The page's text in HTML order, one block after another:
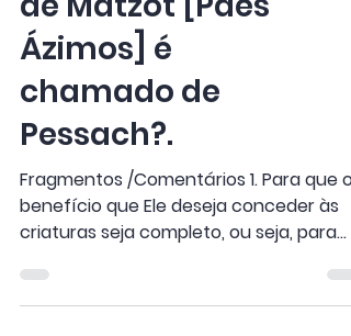
Ázimos] é
chamado de
Pessach?.
Fragmentos /Comentários 1. Para que o
benefício que Ele deseja conceder às
criaturas seja completo, ou seja, para